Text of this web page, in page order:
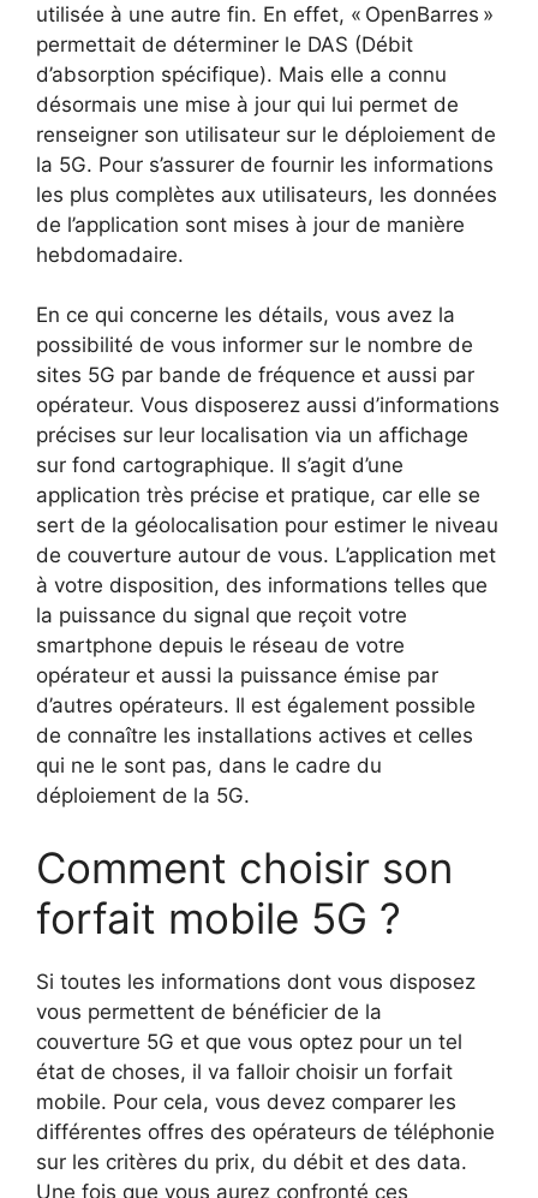
utilisée à une autre fin. En effet, « OpenBarres »
permettait de déterminer le DAS (Débit
d’absorption spécifique). Mais elle a connu
désormais une mise à jour qui lui permet de
renseigner son utilisateur sur le déploiement de
la 5G. Pour s’assurer de fournir les informations
les plus complètes aux utilisateurs, les données
de l’application sont mises à jour de manière
hebdomadaire.
En ce qui concerne les détails, vous avez la
possibilité de vous informer sur le nombre de
sites 5G par bande de fréquence et aussi par
opérateur. Vous disposerez aussi d’informations
précises sur leur localisation via un affichage
sur fond cartographique. Il s’agit d’une
application très précise et pratique, car elle se
sert de la géolocalisation pour estimer le niveau
de couverture autour de vous. L’application met
à votre disposition, des informations telles que
la puissance du signal que reçoit votre
smartphone depuis le réseau de votre
opérateur et aussi la puissance émise par
d’autres opérateurs. Il est également possible
de connaître les installations actives et celles
qui ne le sont pas, dans le cadre du
déploiement de la 5G.
Comment choisir son
forfait mobile 5G ?
Si toutes les informations dont vous disposez
vous permettent de bénéficier de la
couverture 5G et que vous optez pour un tel
état de choses, il va falloir choisir un forfait
mobile. Pour cela, vous devez comparer les
différentes offres des opérateurs de téléphonie
sur les critères du prix, du débit et des data.
Une fois que vous aurez confronté ces